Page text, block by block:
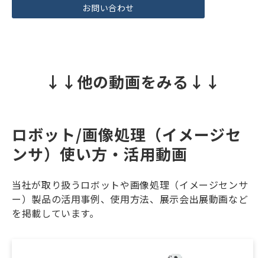
お問い合わせ
↓↓他の動画をみる↓↓
ロボット/画像処理（イメージセ
ンサ）使い方・活用動画
当社が取り扱うロボットや画像処理（イメージセンサ
ー）製品の活用事例、使用方法、展示会出展動画など
を掲載しています。